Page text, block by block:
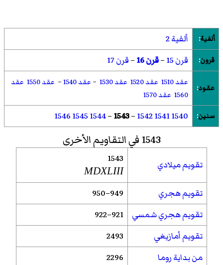
ألفية: ألفية 2
قرون: قرن 15 –قرن 16 –قرن 17
عقود:
عقد 1510 عقد 1520 عقد 1530 – عقد 1540 – عقد 1550
عقد
1560 عقد 1570
سنين:
1540
1541
1542
–
1543
–
1544
1545
1546
1543 في التقاويم الأخرى
تقويم ميلادي 1543
MDXLIII
تقويم هجري
949–950
تقويم هجري شمسي
921–922
تقويم أمازيغي
2493
من بداية روما
2296